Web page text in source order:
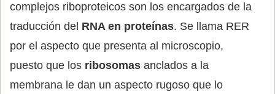
complejos riboproteicos son los encargados de la
traducción del RNA en proteínas. Se llama RER
por el aspecto que presenta al microscopio,
puesto que los ribosomas anclados a la
membrana le dan un aspecto rugoso que lo